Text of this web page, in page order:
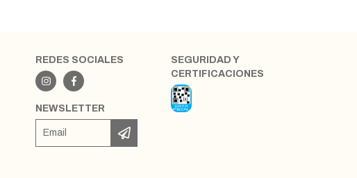
REDES SOCIALES
NEWSLETTER
SEGURIDAD Y
CERTIFICACIONES